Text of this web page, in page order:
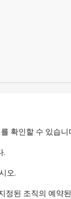
확인할 수 있습니
.
오.
정된 조직의 예약